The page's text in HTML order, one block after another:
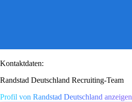
Kontaktdaten:
Randstad Deutschland Recruiting-Team
Profil von Randstad Deutschland anzeigen